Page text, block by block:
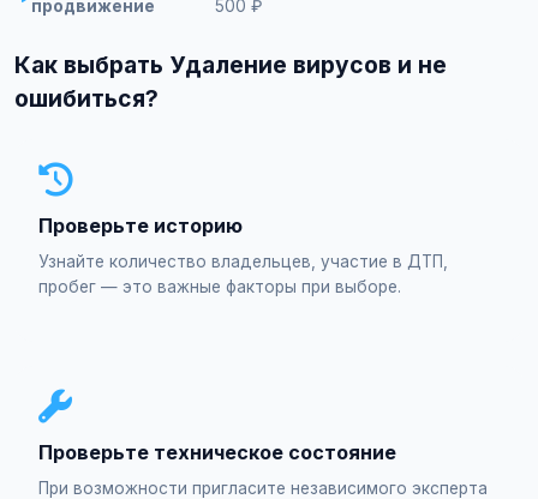
продвижение
500 ₽
Как выбрать Удаление вирусов и не
ошибиться?
Проверьте историю
Узнайте количество владельцев, участие в ДТП,
пробег — это важные факторы при выборе.
Проверьте техническое состояние
При возможности пригласите независимого эксперта